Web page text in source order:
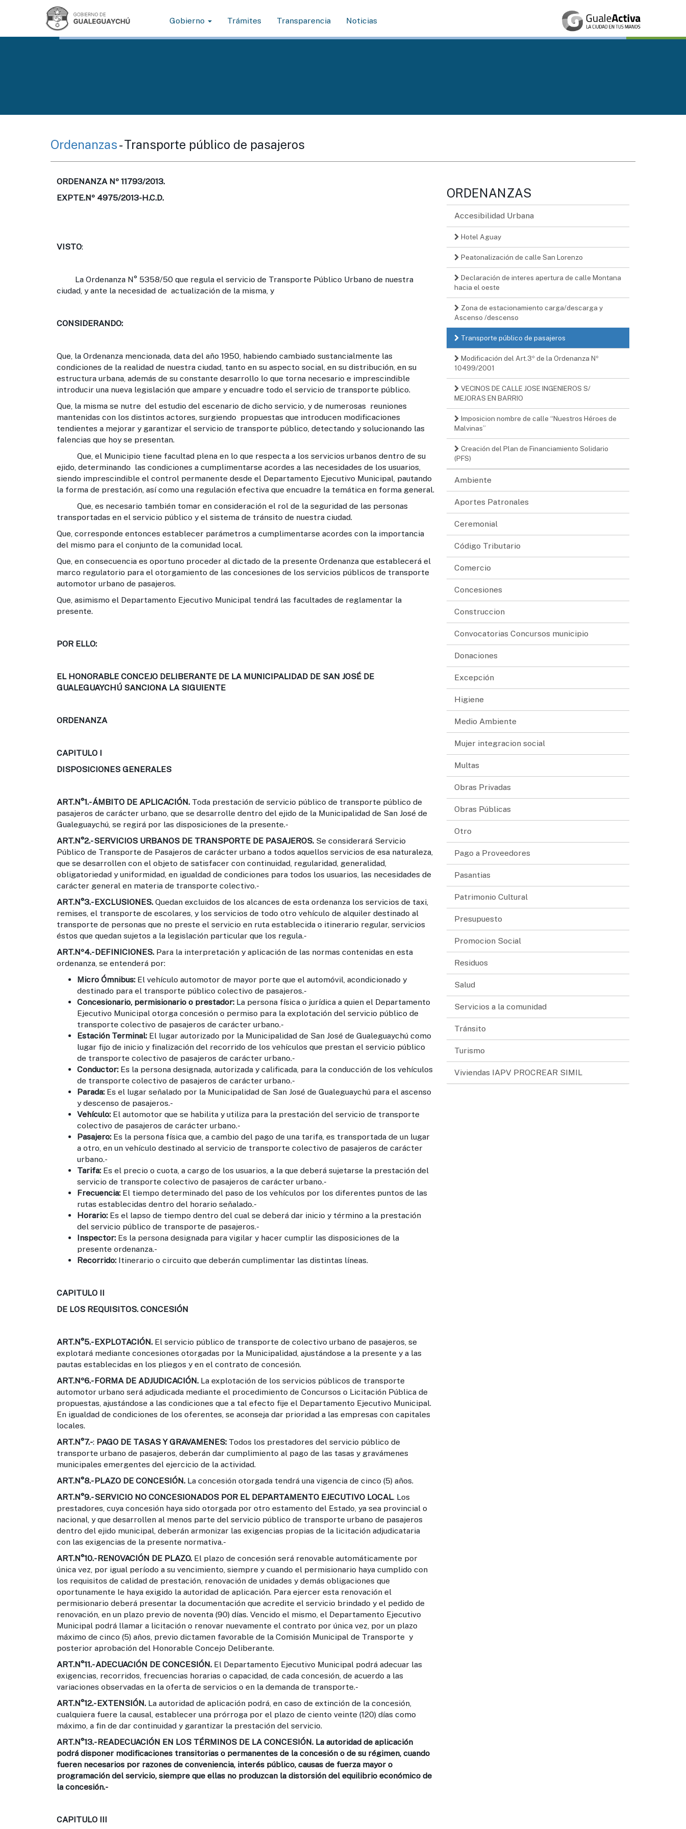
Gobierno Trámites Transparencia Noticias
Ordenanzas- Transporte público de pasajeros
ORDENANZA Nº 11793/2013.
EXPTE.Nº 4975/2013-H.C.D.
VISTO:
La Ordenanza N° 5358/50 que regula el servicio de Transporte Público Urbano de nuestra
ciudad, y ante la necesidad de actualización de la misma, y
CONSIDERANDO:
Que, la Ordenanza mencionada, data del año 1950, habiendo cambiado sustancialmente las
condiciones de la realidad de nuestra ciudad, tanto en su aspecto social, en su distribución, en su
estructura urbana, además de su constante desarrollo lo que torna necesario e imprescindible
introducir una nueva legislación que ampare y encuadre todo el servicio de transporte público.
Que, la misma se nutre del estudio del escenario de dicho servicio, y de numerosas reuniones
mantenidas con los distintos actores, surgiendo propuestas que introducen modificaciones
tendientes a mejorar y garantizar el servicio de transporte público, detectando y solucionando las
falencias que hoy se presentan.
Que, el Municipio tiene facultad plena en lo que respecta a los servicios urbanos dentro de su
ejido, determinando las condiciones a cumplimentarse acordes a las necesidades de los usuarios,
siendo imprescindible el control permanente desde el Departamento Ejecutivo Municipal, pautando
la forma de prestación, así como una regulación efectiva que encuadre la temática en forma general.
Que, es necesario también tomar en consideración el rol de la seguridad de las personas
transportadas en el servicio público y el sistema de tránsito de nuestra ciudad.
Que, corresponde entonces establecer parámetros a cumplimentarse acordes con la importancia
del mismo para el conjunto de la comunidad local.
Que, en consecuencia es oportuno proceder al dictado de la presente Ordenanza que establecerá el
marco regulatorio para el otorgamiento de las concesiones de los servicios públicos de transporte
automotor urbano de pasajeros.
Que, asimismo el Departamento Ejecutivo Municipal tendrá las facultades de reglamentar la
presente.
POR ELLO:
EL HONORABLE CONCEJO DELIBERANTE DE LA MUNICIPALIDAD DE SAN JOSÉ DE
GUALEGUAYCHÚ SANCIONA LA SIGUIENTE
ORDENANZA
CAPITULO I
DISPOSICIONES GENERALES
ART.N°1.-ÁMBITO DE APLICACIÓN. Toda prestación de servicio público de transporte público de
pasajeros de carácter urbano, que se desarrolle dentro del ejido de la Municipalidad de San José de
Gualeguaychú, se regirá por las disposiciones de la presente.-
ART.N°2.-SERVICIOS URBANOS DE TRANSPORTE DE PASAJEROS. Se considerará Servicio
Público de Transporte de Pasajeros de carácter urbano a todos aquellos servicios de esa naturaleza,
que se desarrollen con el objeto de satisfacer con continuidad, regularidad, generalidad,
obligatoriedad y uniformidad, en igualdad de condiciones para todos los usuarios, las necesidades de
carácter general en materia de transporte colectivo.-
ART.N°3.-EXCLUSIONES. Quedan excluidos de los alcances de esta ordenanza los servicios de taxi,
remises, el transporte de escolares, y los servicios de todo otro vehículo de alquiler destinado al
transporte de personas que no preste el servicio en ruta establecida o itinerario regular, servicios
éstos que quedan sujetos a la legislación particular que los regula.-
ART.Nº4.-DEFINICIONES. Para la interpretación y aplicación de las normas contenidas en esta
ordenanza, se entenderá por:
Micro Ómnibus: El vehículo automotor de mayor porte que el automóvil, acondicionado y
destinado para el transporte público colectivo de pasajeros.-
Concesionario, permisionario o prestador: La persona física o jurídica a quien el Departamento
Ejecutivo Municipal otorga concesión o permiso para la explotación del servicio público de
transporte colectivo de pasajeros de carácter urbano.-
Estación Terminal: El lugar autorizado por la Municipalidad de San José de Gualeguaychú como
lugar fijo de inicio y finalización del recorrido de los vehículos que prestan el servicio público
de transporte colectivo de pasajeros de carácter urbano.-
Conductor: Es la persona designada, autorizada y calificada, para la conducción de los vehículos
de transporte colectivo de pasajeros de carácter urbano.-
Parada: Es el lugar señalado por la Municipalidad de San José de Gualeguaychú para el ascenso
y descenso de pasajeros.-
Vehículo: El automotor que se habilita y utiliza para la prestación del servicio de transporte
colectivo de pasajeros de carácter urbano.-
Pasajero: Es la persona física que, a cambio del pago de una tarifa, es transportada de un lugar
a otro, en un vehículo destinado al servicio de transporte colectivo de pasajeros de carácter
urbano.-
Tarifa: Es el precio o cuota, a cargo de los usuarios, a la que deberá sujetarse la prestación del
servicio de transporte colectivo de pasajeros de carácter urbano.-
Frecuencia: El tiempo determinado del paso de los vehículos por los diferentes puntos de las
rutas establecidas dentro del horario señalado.-
Horario: Es el lapso de tiempo dentro del cual se deberá dar inicio y término a la prestación
del servicio público de transporte de pasajeros.-
Inspector: Es la persona designada para vigilar y hacer cumplir las disposiciones de la
presente ordenanza.-
Recorrido: Itinerario o circuito que deberán cumplimentar las distintas líneas.
CAPITULO II
DE LOS REQUISITOS. CONCESIÓN
ART.N°5.-EXPLOTACIÓN. El servicio público de transporte de colectivo urbano de pasajeros, se
explotará mediante concesiones otorgadas por la Municipalidad, ajustándose a la presente y a las
pautas establecidas en los pliegos y en el contrato de concesión.
ART.Nº6.-FORMA DE ADJUDICACIÓN. La explotación de los servicios públicos de transporte
automotor urbano será adjudicada mediante el procedimiento de Concursos o Licitación Pública de
propuestas, ajustándose a las condiciones que a tal efecto fije el Departamento Ejecutivo Municipal.
En igualdad de condiciones de los oferentes, se aconseja dar prioridad a las empresas con capitales
locales.
ART.N°7.-: PAGO DE TASAS Y GRAVAMENES: Todos los prestadores del servicio público de
transporte urbano de pasajeros, deberán dar cumplimiento al pago de las tasas y gravámenes
municipales emergentes del ejercicio de la actividad.
ART.N°8.-PLAZO DE CONCESIÓN. La concesión otorgada tendrá una vigencia de cinco (5) años.
ART.N°9.-SERVICIO NO CONCESIONADOS POR EL DEPARTAMENTO EJECUTIVO LOCAL. Los
prestadores, cuya concesión haya sido otorgada por otro estamento del Estado, ya sea provincial o
nacional, y que desarrollen al menos parte del servicio público de transporte urbano de pasajeros
dentro del ejido municipal, deberán armonizar las exigencias propias de la licitación adjudicataria
con las exigencias de la presente normativa.-
ART.N°10.-RENOVACIÓN DE PLAZO. El plazo de concesión será renovable automáticamente por
única vez, por igual período a su vencimiento, siempre y cuando el permisionario haya cumplido con
los requisitos de calidad de prestación, renovación de unidades y demás obligaciones que
oportunamente le haya exigido la autoridad de aplicación. Para ejercer esta renovación el
permisionario deberá presentar la documentación que acredite el servicio brindado y el pedido de
renovación, en un plazo previo de noventa (90) días. Vencido el mismo, el Departamento Ejecutivo
Municipal podrá llamar a licitación o renovar nuevamente el contrato por única vez, por un plazo
máximo de cinco (5) años, previo dictamen favorable de la Comisión Municipal de Transporte y
posterior aprobación del Honorable Concejo Deliberante.
ART.N°11.-ADECUACIÓN DE CONCESIÓN. El Departamento Ejecutivo Municipal podrá adecuar las
exigencias, recorridos, frecuencias horarias o capacidad, de cada concesión, de acuerdo a las
variaciones observadas en la oferta de servicios o en la demanda de transporte.-
ART.N°12.-EXTENSIÓN. La autoridad de aplicación podrá, en caso de extinción de la concesión,
cualquiera fuere la causal, establecer una prórroga por el plazo de ciento veinte (120) días como
máximo, a fin de dar continuidad y garantizar la prestación del servicio.
ART.N°13.-READECUACIÓN EN LOS TÉRMINOS DE LA CONCESIÓN. La autoridad de aplicación
podrá disponer modificaciones transitorias o permanentes de la concesión o de su régimen, cuando
fueren necesarios por razones de conveniencia, interés público, causas de fuerza mayor o
programación del servicio, siempre que ellas no produzcan la distorsión del equilibrio económico de
la concesión.-
CAPITULO III
ORDENANZAS
Accesibilidad Urbana
Hotel Aguay
Peatonalización de calle San Lorenzo
Declaración de interes apertura de calle Montana
hacia el oeste
Zona de estacionamiento carga/descarga y
Ascenso /descenso
Transporte público de pasajeros
Modificación del Art.3º de la Ordenanza Nº
10499/2001
VECINOS DE CALLE JOSE INGENIEROS S/
MEJORAS EN BARRIO
Imposicion nombre de calle “Nuestros Héroes de
Malvinas”
Creación del Plan de Financiamiento Solidario
(PFS)
Ambiente
Aportes Patronales
Ceremonial
Código Tributario
Comercio
Concesiones
Construccion
Convocatorias Concursos municipio
Donaciones
Excepción
Higiene
Medio Ambiente
Mujer integracion social
Multas
Obras Privadas
Obras Públicas
Otro
Pago a Proveedores
Pasantias
Patrimonio Cultural
Presupuesto
Promocion Social
Residuos
Salud
Servicios a la comunidad
Tránsito
Turismo
Viviendas IAPV PROCREAR SIMIL